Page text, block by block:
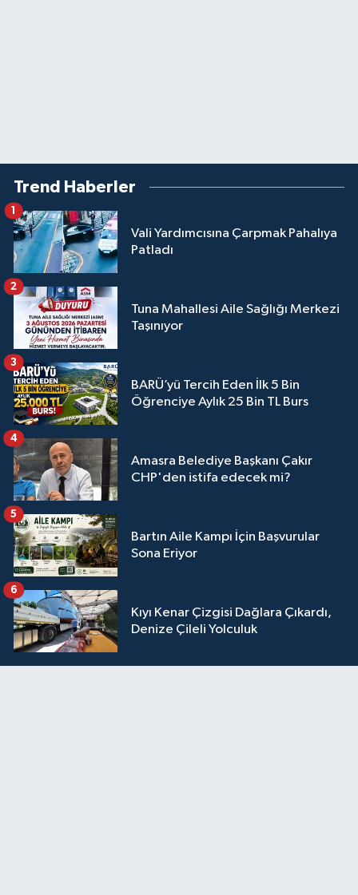
Trend Haberler
Vali Yardımcısına Çarpmak Pahalıya
Patladı
1
Tuna Mahallesi Aile Sağlığı Merkezi
Taşınıyor
2
BARÜ’yü Tercih Eden İlk 5 Bin
Öğrenciye Aylık 25 Bin TL Burs
3
Amasra Belediye Başkanı Çakır
CHP'den istifa edecek mi?
4
Bartın Aile Kampı İçin Başvurular
Sona Eriyor
5
Kıyı Kenar Çizgisi Dağlara Çıkardı,
Denize Çileli Yolculuk
6